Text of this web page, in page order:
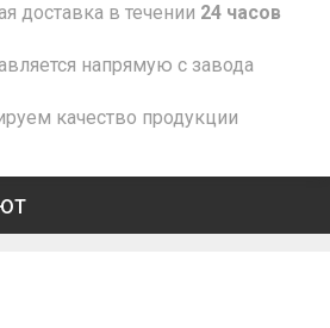
доставка в течении 24 часов
напрямую с завода
качество продукции